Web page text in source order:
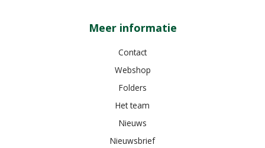
Meer informatie
Contact
Webshop
Folders
Het team
Nieuws
Nieuwsbrief